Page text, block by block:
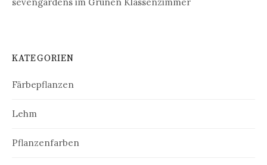
KATEGORIEN
Färbepflanzen
Lehm
Pflanzenfarben